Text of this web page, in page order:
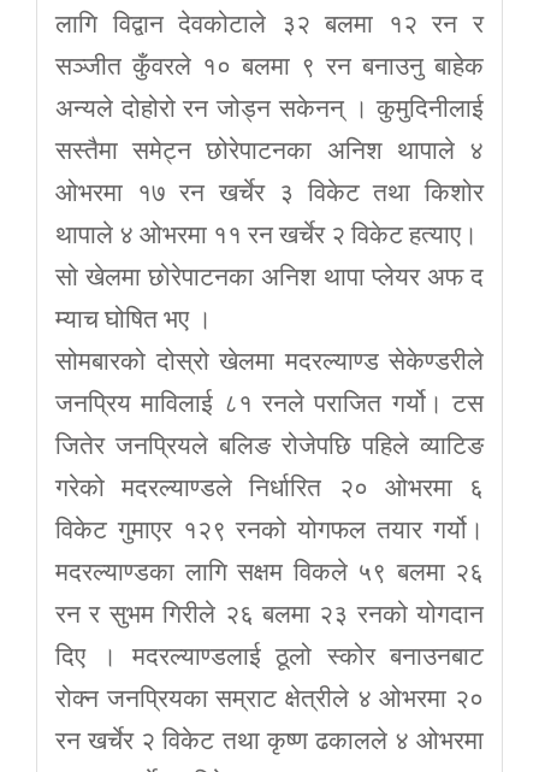
लागि विद्वान देवकोटाले ३२ बलमा १२ रन र
सञ्जीत कुँवरले १० बलमा ९ रन बनाउनु बाहेक
अन्यले दोहोरो रन जोड्न सकेनन् । कुमुदिनीलाई
सस्तैमा समेट्न छोरेपाटनका अनिश थापाले ४
ओभरमा १७ रन खर्चेर ३ विकेट तथा किशोर
थापाले ४ ओभरमा ११ रन खर्चेर २ विकेट हत्याए।
सो खेलमा छोरेपाटनका अनिश थापा प्लेयर अफ द
म्याच घोषित भए ।
सोमबारको दोस्रो खेलमा मदरल्याण्ड सेकेण्डरीले
जनप्रिय माविलाई ८१ रनले पराजित गर्यो। टस
जितेर जनप्रियले बलिङ रोजेपछि पहिले व्याटिङ
गरेको मदरल्याण्डले निर्धारित २० ओभरमा ६
विकेट गुमाएर १२९ रनको योगफल तयार गर्यो।
मदरल्याण्डका लागि सक्षम विकले ५९ बलमा २६
रन र सुभम गिरीले २६ बलमा २३ रनको योगदान
दिए । मदरल्याण्डलाई ठूलो स्कोर बनाउनबाट
रोक्न जनप्रियका सम्राट क्षेत्रीले ४ ओभरमा २०
रन खर्चेर २ विकेट तथा कृष्ण ढकालले ४ ओभरमा